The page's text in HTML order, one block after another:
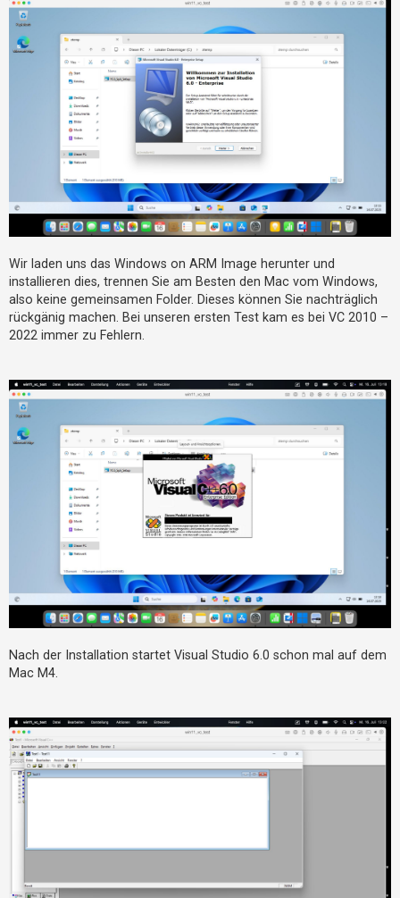
Wir laden uns das Windows on ARM Image herunter und
installieren dies, trennen Sie am Besten den Mac vom Windows,
also keine gemeinsamen Folder. Dieses können Sie nachträglich
rückgänig machen. Bei unseren ersten Test kam es bei VC 2010 –
2022 immer zu Fehlern.
Nach der Installation startet Visual Studio 6.0 schon mal auf dem
Mac M4.